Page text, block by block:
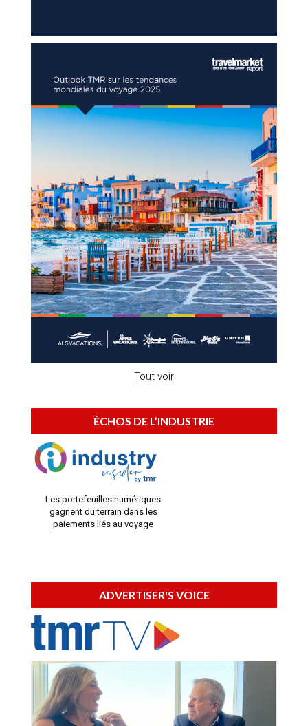
Tout voir
ÉCHOS DE L’INDUSTRIE
Les portefeuilles numériques
gagnent du terrain dans les
paiements liés au voyage
ADVERTISER'S VOICE